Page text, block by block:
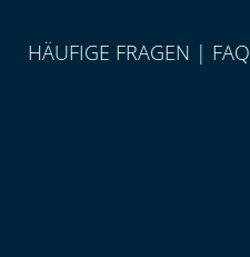
HÄUFIGE FRAGEN | FAQ